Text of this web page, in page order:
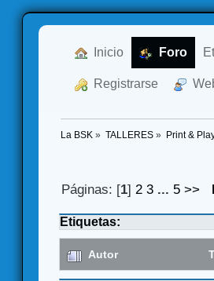
Inicio Foro
Registrarse
La BSK » TALLERES» Print &
Páginas: [1]2 3 ... 5 >>
Etiquetas:
Autor